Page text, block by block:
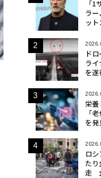
「
ラ
ッ
ド
ライ
を遂
栄
「
を発
ロ
た
走